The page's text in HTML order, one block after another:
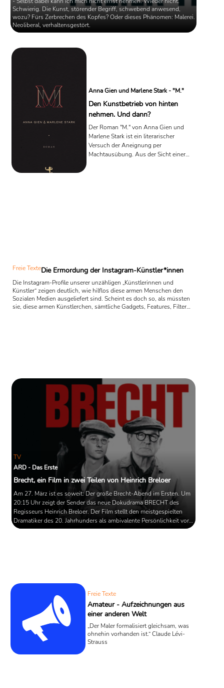
Schwierig. Die Kunst, störender Begriff, schwebend anwesend,
wozu? Fürs Zerbrechen des Kopfes? Oder dieses Phänomen: Malerei.
Neoliberal, verhaltensgestört.
Anna Gien und Marlene Stark - "M."
Den Kunstbetrieb von hinten
nehmen. Und dann?
Der Roman "M." von Anna Gien und
Marlene Stark ist ein literarischer
Versuch der Aneignung per
Machtausübung. Aus der Sicht einer
Freie TexteDie Ermordung der Instagram-Künstler*innen
Die Instagram-Profile unserer unzähligen „Künstlerinnen und
Künstler“ zeigen deutlich, wie hilflos diese armen Menschen den
Sozialen Medien ausgeliefert sind. Scheint es doch so, als müssten
sie, diese armen Künstlerchen, sämtliche Gadgets, Features, Filter
TV
ARD - Das Erste
Brecht, ein Film in zwei Teilen von Heinrich Breloer
Am 27. März ist es soweit: Der große Brecht-Abend im Ersten. Um
20:15 Uhr zeigt der Sender das neue Dokudrama BRECHT des
Regisseurs Heinrich Breloer. Der Film stellt den meistgespielten
Dramatiker des 20. Jahrhunders als ambivalente Persönlichkeit vor,
zeigt die Umbrüche und Widersprüche in seinem Leben.
Freie Texte
Amateur - Aufzeichnungen aus
einer anderen Welt
„Der Maler formalisiert gleichsam, was
ohnehin vorhanden ist.“ Claude Lévi-
Strauss